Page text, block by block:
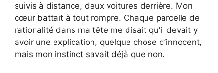
suivis à distance, deux voitures derrière. Mon
cœur battait à tout rompre. Chaque parcelle de
rationalité dans ma tête me disait qu’il devait y
avoir une explication, quelque chose d’innocent,
mais mon instinct savait déjà que non.